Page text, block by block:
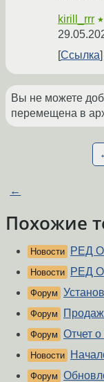
kirill_rrr
Ссылка
Вы не можете
перемещена в
←
Похожие
Новости РЕД
Новости РЕД
Форум
Форум
Форум Отчет
Новости
Форум